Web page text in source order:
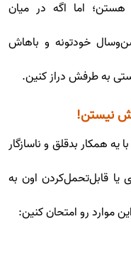
اما اگه در میان
خودتونه و باهاش
به طرفش دراز کنین.
نیستن!
همکار بدقلق و ناسازگار
یا قابل‌تحمل‌کردن اون به
موارد رو امتحان کنین: